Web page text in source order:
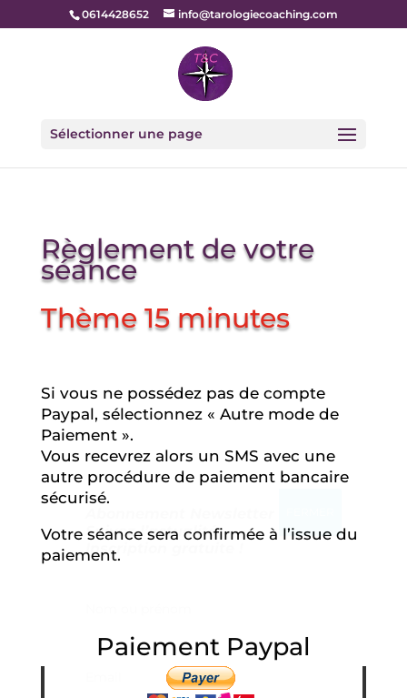
0614428652 info@tarologiecoaching.com
Sélectionner une page
Règlement de votre
séance
Thème 15 minutes
Si vous ne possédez pas de compte
Paypal, sélectionnez « Autre mode de
Paiement ».
Vous recevrez alors un SMS avec une
autre procédure de paiement bancaire
sécurisé.
Votre séance sera confirmée à l’issue du
paiement.
Paiement Paypal
Abonnement Newsletter
Nom ou prénom